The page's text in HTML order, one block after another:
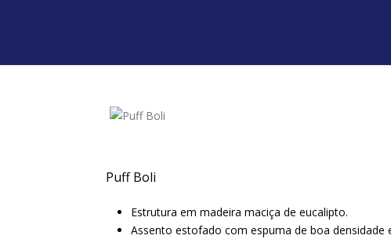
Puff Boli
Estrutura em madeira maciça de eucalipto.
Assento estofado com espuma de boa densidade